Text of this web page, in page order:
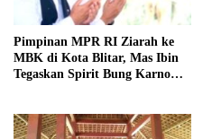
Pimpinan MPR RI Ziarah ke
MBK di Kota Blitar, Mas Ibin
Tegaskan Spirit Bung Karno